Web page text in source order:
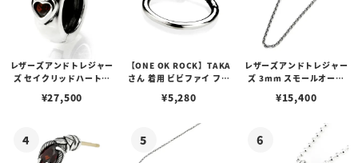
レザーズアンドトレジャー
ズ セイクリッドハートピ
¥27,500
【ONE OK ROCK】TAKA
さん 着用 ビビファイ フー
¥5,280
レザーズアンドトレジャー
ズ 3mm スモールオーバ
ブスタークラスプ＆LTロ
¥15,400